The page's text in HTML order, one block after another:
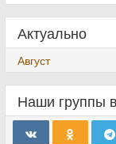
Актуально
Август
Наши группы